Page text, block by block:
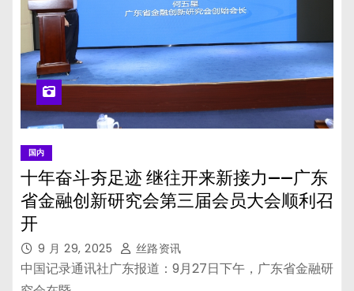
国内
十年奋斗夯足迹 继往开来新接力——广东
省金融创新研究会第三届会员大会顺利召
开
9 月 29, 2025 丝路资讯
中国记录通讯社广东报道：9月27日下午，广东省金融研